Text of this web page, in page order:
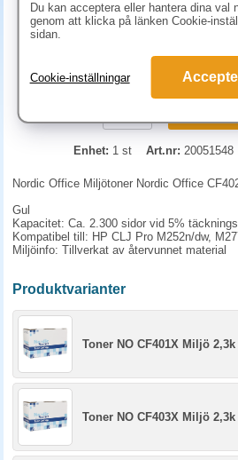
1192.50 kr
Enhet: 1 st Art.nr: 20051548
Nordic Office Miljötoner Nordic Office
Gul
Kapacitet: Ca. 2.300 sidor vid 5%
Kompatibel till: HP CLJ Pro M252n/dw,
Miljöinfo: Tillverkat av återvunnet material
Produktvarianter
Toner NO CF401X Miljö
Toner NO CF403X Miljö
Du kan acceptera eller hantera dina val
genom att klicka på länken Cookie-
sidan.
Cookie-inställningar